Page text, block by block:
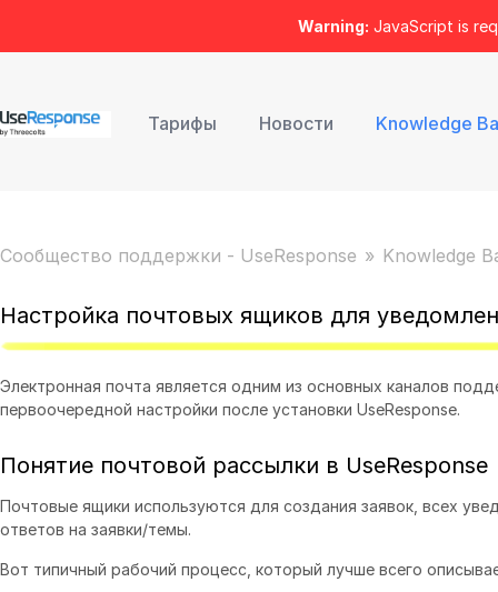
Warning: JavaScript is
Тарифы Новости Knowledge
Сообщество поддержки - UseResponse Knowledge
Настройка почтовых ящиков для
Электронная почта является одним из основных каналов
первоочередной настройки после установки UseResponse.
Понятие почтовой рассылки в UseResponse
Почтовые ящики используются для создания заявок, всех
ответов на заявки/темы.
Вот типичный рабочий процесс, который лучше всего